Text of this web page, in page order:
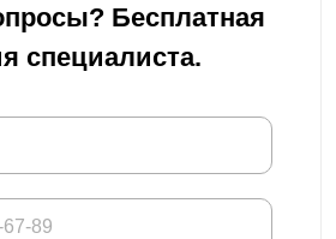
Бесплатная
специалиста.